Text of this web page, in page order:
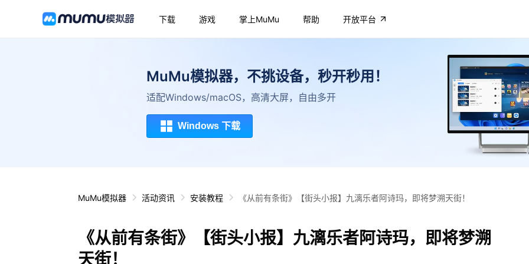
下载 游戏 掌上MuMu 帮助 开放平台
MuMu模拟器，不挑设备，秒开秒用！
适配Windows/macOS，高清大屏，自由多开
Windows 下载
MuMu模拟器 活动资讯 安装教程 《从前有条街》【街头小报】九漓乐者阿诗玛，即将梦溯天街！
《从前有条街》【街头小报】九漓乐者阿诗玛，即将梦溯
天街！